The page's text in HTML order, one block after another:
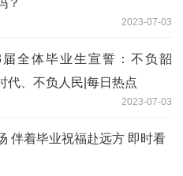
2023-07-03
届全体毕业生宣誓：不负韶
代、不负人民|每日热点
2023-07-03
伴着毕业祝福赴远方 即时看